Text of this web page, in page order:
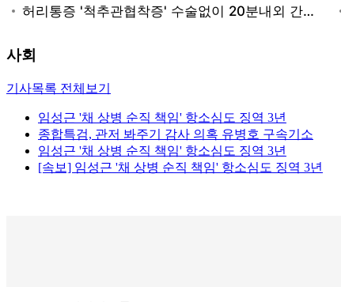
사회
기사목록 전체보기
임성근 '채 상병 순직 책임' 항소심도 징역 3년
종합특검, 관저 봐주기 감사 의혹 유병호 구속기소
임성근 '채 상병 순직 책임' 항소심도 징역 3년
[속보] 임성근 '채 상병 순직 책임' 항소심도 징역 3년